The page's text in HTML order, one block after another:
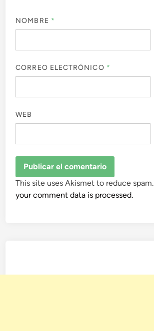
NOMBRE *
CORREO ELECTRÓNICO *
WEB
This site uses Akismet to reduce spam.
your comment data is processed.